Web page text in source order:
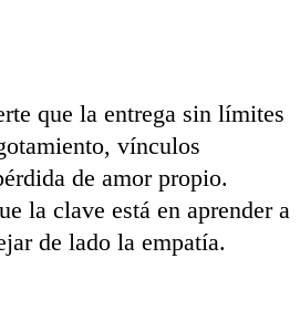
que la entrega sin límites
vínculos
de amor propio.
la clave está en aprender a
de lado la empatía.